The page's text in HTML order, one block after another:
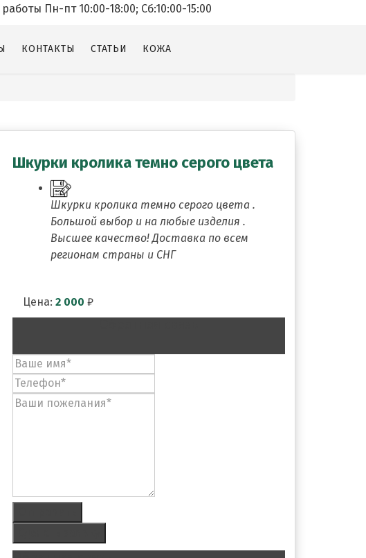
Пн-пт 10:00-18:00; Cб:10:00-15:00
КОНТАКТЫ СТАТЬИ КОЖА
Шкурки кролика темно серого цвета
Шкурки кролика темно серого цвета .
Большой выбор и на любые изделия .
Высшее качество! Доставка по всем
регионам страны и СНГ
Цена: 2 000 ₽